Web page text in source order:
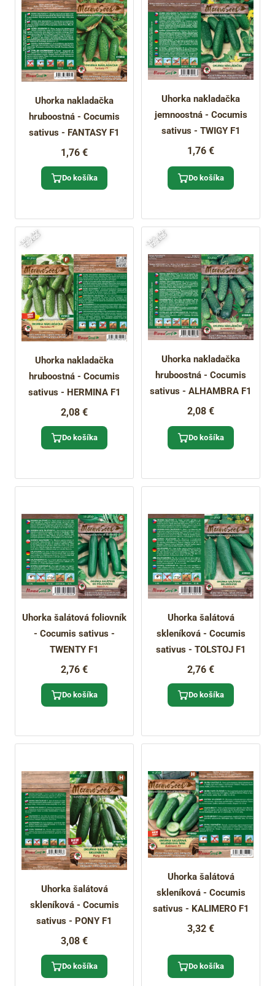
Uhorka nakladačka
hruboostná - Cocumis
sativus - FANTASY F1
1,76 €
Do košíka
Uhorka nakladačka
jemnoostná - Cocumis
sativus - TWIGY F1
1,76 €
Do košíka
-
3
0
%
e
x
p
.
1
2
/
2
0
2
5
Uhorka nakladačka
hruboostná - Cocumis
sativus - HERMINA F1
2,08 €
Do košíka
-
3
0
%
e
x
p
.
1
2
/
2
0
2
5
Uhorka nakladačka
hruboostná - Cocumis
sativus - ALHAMBRA F1
2,08 €
Do košíka
Uhorka šalátová foliovník
- Cocumis sativus -
TWENTY F1
2,76 €
Do košíka
Uhorka šalátová
skleníková - Cocumis
sativus - TOLSTOJ F1
2,76 €
Do košíka
Uhorka šalátová
skleníková - Cocumis
sativus - PONY F1
3,08 €
Do košíka
Uhorka šalátová
skleníková - Cocumis
sativus - KALIMERO F1
3,32 €
Do košíka